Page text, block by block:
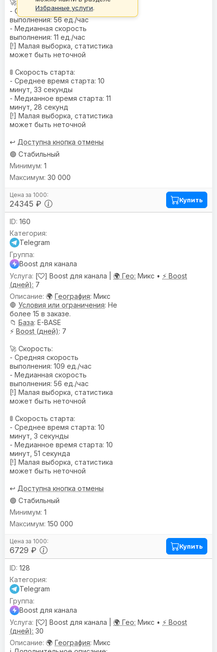
🚀 Скорость:
- Средняя скорость
выполнения: 56 ед./час
- Медианная скорость
выполнения: 11 ед./час
[!] Малая выборка, статистика
может быть неточной
🚦 Скорость старта:
- Среднее время старта: 10
минут, 33 секунды
- Медианное время старта: 11
минут, 28 секунд
[!] Малая выборка, статистика
может быть неточной
↩️ Доступна кнопка отмены
🟢 Стабильный
24345 ₽
1
30 000
Купить
160
Telegram
Boost для канала
[
] Boost для канала | 🌍 Гео: Микс • ⚡ Boost
(дней): 7
🌍 География: Микс
🛑 Условия или ограничения: Не
более 15 в заказе.
📁 База: E-BASE
⚡ Boost (дней): 7
🚀 Скорость:
- Средняя скорость
выполнения: 109 ед./час
- Медианная скорость
выполнения: 56 ед./час
[!] Малая выборка, статистика
может быть неточной
🚦 Скорость старта:
- Среднее время старта: 10
минут, 3 секунды
- Медианное время старта: 10
минут, 51 секунда
[!] Малая выборка, статистика
может быть неточной
↩️ Доступна кнопка отмены
🟢 Стабильный
6729 ₽
1
150 000
Купить
128
Telegram
Boost для канала
[
] Boost для канала | 🌍 Гео: Микс • ⚡ Boost
(дней): 30
🌍 География: Микс
Избранные услуги.